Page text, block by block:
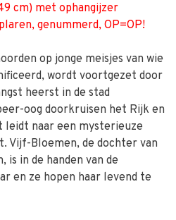
cm) met ophangijzer
genummerd, OP=OP!
op jonge meisjes van wie
wordt voortgezet door
heerst in de stad
oog doorkruisen het Rijk en
leidt naar een mysterieuze
Vijf-Bloemen, de dochter van
is in de handen van de
en ze hopen haar levend te